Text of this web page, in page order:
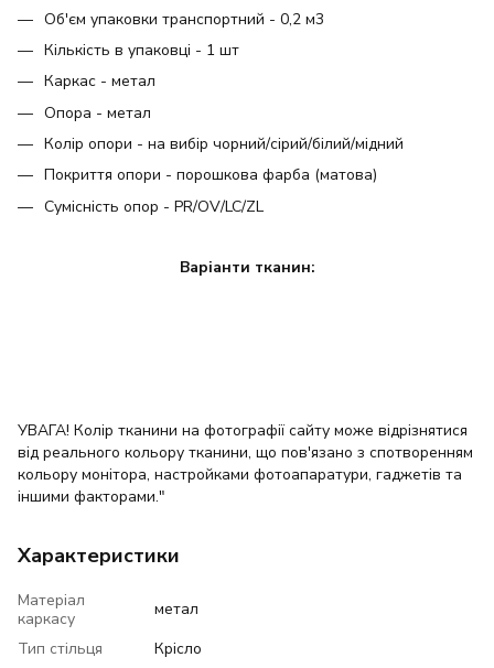
Об'єм упаковки транспортний - 0,2 м3
Кількість в упаковці - 1 шт
Каркас - метал
Опора - метал
Колір опори - на вибір чорний/сірий/білий/мідний
Покриття опори - порошкова фарба (матова)
Сумісність опор - PR/OV/LC/ZL
Варіанти тканин:
УВАГА! Колір тканини на фотографії сайту може відрізнятися
від реального кольору тканини, що пов'язано з спотворенням
кольору монітора, настройками фотоапаратури, гаджетів та
іншими факторами."
Характеристики
Матеріал
каркасу
метал
Тип стільця
Крісло